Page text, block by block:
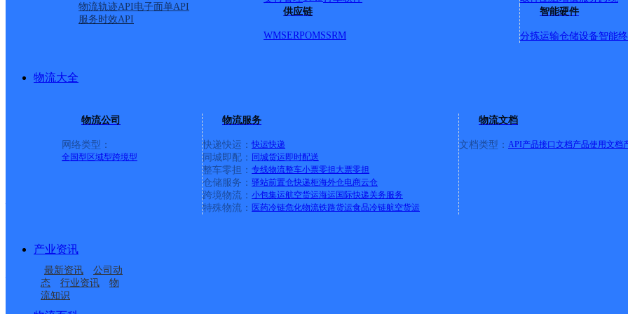
物流轨迹API电子面单API
服务时效API
供应链
WMSERPOMSSRM
智能硬件
分拣运输仓储设备智能
物流大全
物流公司
网络类型：
全国型 区域型跨境型
物流服务
快递快运： 快运快递
同城即配： 同城货运即时配送
整车零担： 专线物流整车小票零担大票零担
仓储服务： 驿站前置仓快递柜海外仓电商云仓
跨境物流： 小包集运航空货运海运 国际快递关务服务
特殊物流： 医药冷链危化物流铁路货运食品冷链航空货运
物流文档
文档类型： API产品接口文档产品使用文档
产业资讯
最新资讯
公司动
态
行业资讯
物
流知识
垵社区郭厝村；罗山街道梧垵社区古塘村；罗山街道梧垵社区帮尾村；罗山街道梧垵社区蔡厝村；罗山街道新园路88号；罗
牛云仓8号仓；罗山街道梧垵社区灵秀路2号小牛顿食品；罗山街道梧垵社区新园路88号麦斯食品；罗山街道梧垵社区婴舒宝
山街道梧垵社区维多利亚食品；罗山街道梧垵社区金妍琦服饰；智造大道1-20号；罗山街道许坑工业区；罗山街道许坑社区
坑社区鸿星汽配；罗山街道许坑社区金猫蚊香厂；罗山街道许坑社区平安西路；罗山街道许坑社区平安北路；罗山街道许坑
街道樟井街道智造大道1号；罗山街道电商物流园C栋；智造大道电商物流园D栋；罗山街道智造大道1号D栋；罗山街道智造
部；罗山街道梧桐社区福兴路钎丝美造型；罗山街道梧桐社区东风路晋江市金绫织造有限公司；罗山街道梧桐社区十五号路
山街道梧桐社区东风路顺通拉链公司；罗山街道梧桐社区福亿电子厂梧桐村兴达路16号；罗山街道梧桐社区兴达路；罗山街
江市罗山街道罗山街道北汽新能源晋江绿环4s店售后部； 十五号路豪信汽车城三期；罗山街道梧桐社区永顺加油站；罗山街
区；罗山街道樟井社区金泉公司；罗山街道樟井社区玉紫家私商场；罗山街道樟井社区龙辉祥门窗厂；罗山街道樟井社区百
源北路；罗山街道樟井社区思源南路；罗山街道樟井社区思源东路；罗山街道樟井社区思源西路；罗山街道豪新食品市场物流
福建晋江市公司陈埭洋埭便民寄存点分部
派送范围:-详情
福建晋江市公司闽达分部